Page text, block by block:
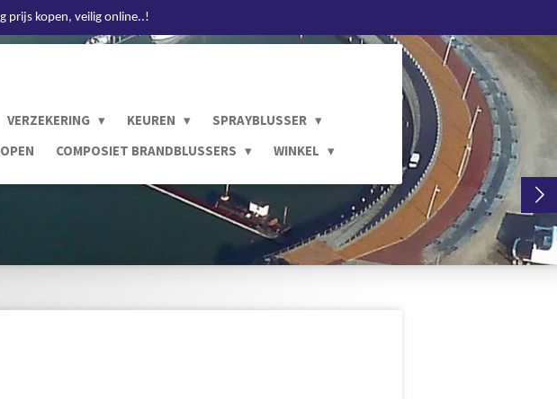
prijs kopen, veilig online..!
VERZEKERING KEUREN
SPRAYBLUSSER
COMPOSIET BRANDBLUSSERS WINKEL